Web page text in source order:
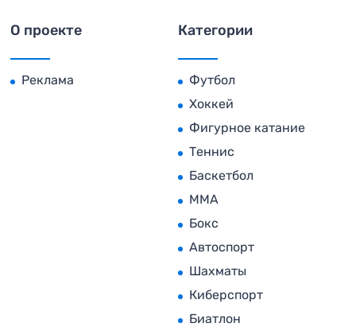
О проекте
Реклама
Категории
Футбол
Хоккей
Фигурное катание
Теннис
Баскетбол
MMA
Бокс
Автоспорт
Шахматы
Киберспорт
Биатлон